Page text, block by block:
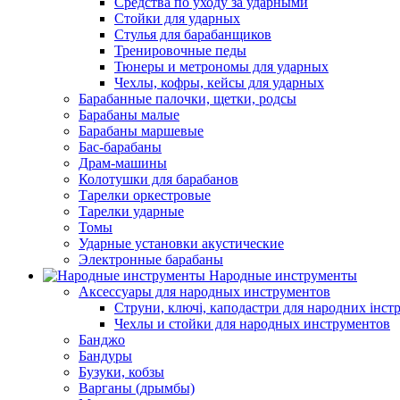
Стойки для ударных
Стулья для барабанщиков
Тренировочные педы
Тюнеры и метрономы для ударных
Чехлы, кофры, кейсы для ударных
Барабанные палочки, щетки, родсы
Барабаны малые
Барабаны маршевые
Бас-барабаны
Драм-машины
Колотушки для барабанов
Тарелки оркестровые
Тарелки ударные
Томы
Ударные установки акустические
Электронные барабаны
Народные инструменты
Аксессуары для народных инструментов
Струни, ключі, каподастри для народних
Чехлы и стойки для народных инструментов
Банджо
Бандуры
Бузуки, кобзы
Варганы (дрымбы)